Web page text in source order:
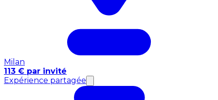
Milan
113 € par invité
Expérience partagée